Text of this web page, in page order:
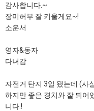
감사합니다.~
장미허부 잘 키울게요~!
소운서
영자&동자
다녀감
자전거 탄지 3일 됐는데 (사
하지만 좋은 경치와 잘 되어
니다.!